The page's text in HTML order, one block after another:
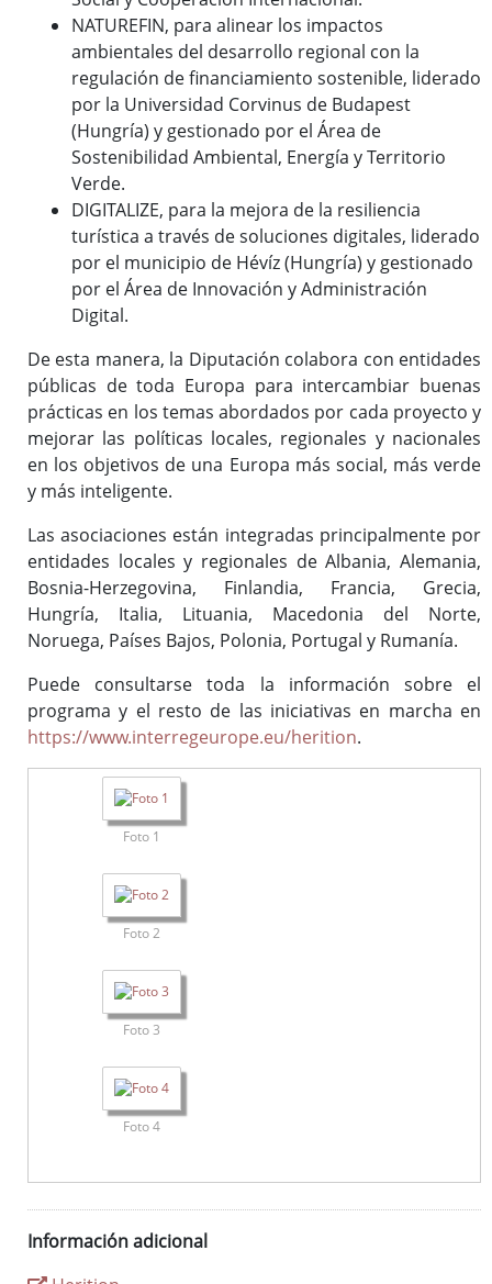
NATUREFIN, para alinear los impactos
ambientales del desarrollo regional con la
regulación de financiamiento sostenible, liderado
por la Universidad Corvinus de Budapest
(Hungría) y gestionado por el Área de
Sostenibilidad Ambiental, Energía y Territorio
Verde.
DIGITALIZE, para la mejora de la resiliencia
turística a través de soluciones digitales, liderado
por el municipio de Hévíz (Hungría) y gestionado
por el Área de Innovación y Administración
Digital.
De esta manera, la Diputación colabora con entidades
públicas de toda Europa para intercambiar buenas
prácticas en los temas abordados por cada proyecto y
mejorar las políticas locales, regionales y nacionales
en los objetivos de una Europa más social, más verde
y más inteligente.
Las asociaciones están integradas principalmente por
entidades locales y regionales de Albania, Alemania,
Bosnia-Herzegovina, Finlandia, Francia, Grecia,
Hungría, Italia, Lituania, Macedonia del Norte,
Noruega, Países Bajos, Polonia, Portugal y Rumanía.
Puede consultarse toda la información sobre el
programa y el resto de las iniciativas en marcha en
https://www.interregeurope.eu/herition.
Foto 1
Foto 2
Foto 3
Foto 4
Información adicional